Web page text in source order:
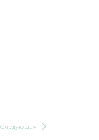
Следующая